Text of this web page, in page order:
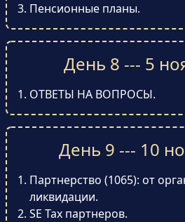
Пенсионные планы.
День 8 --- 5
ОТВЕТЫ НА ВОПРОСЫ.
День 9 --- 10
Партнерство (1065): от
ликвидации.
SE Tax партнеров.